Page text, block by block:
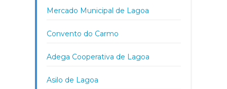
Mercado Municipal de Lagoa
Convento do Carmo
Adega Cooperativa de Lagoa
Asilo de Lagoa